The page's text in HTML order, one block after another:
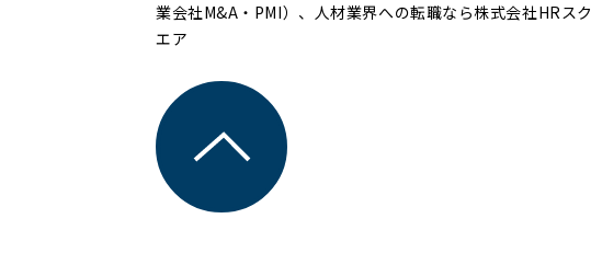
業会社M&A・PMI）、人材業界への転職なら株式会社HRスク
エア